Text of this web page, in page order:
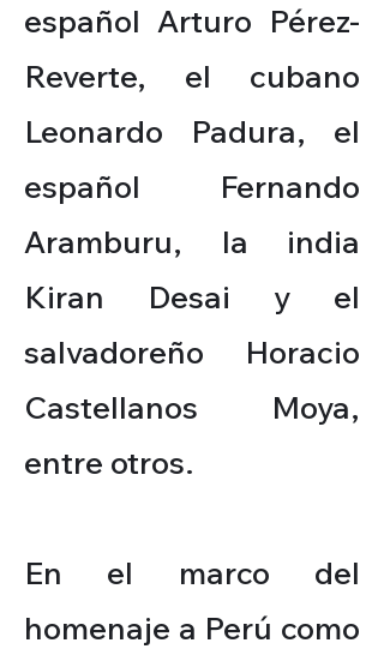
español Arturo Pérez-
Reverte, el cubano
Leonardo Padura, el
español Fernando
Aramburu, la india
Kiran Desai y el
salvadoreño Horacio
Castellanos Moya,
entre otros.
En el marco del
homenaje a Perú como